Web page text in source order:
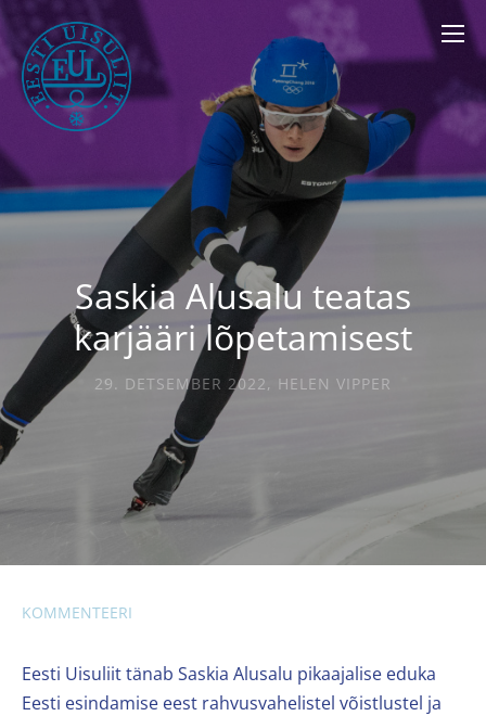
Saskia Alusalu teatas
karjääri lõpetamisest
29. DETSEMBER 2022, HELEN VIPPER
KOMMENTEERI
Eesti Uisuliit tänab Saskia Alusalu pikaajalise eduka
Eesti esindamise eest rahvusvahelistel võistlustel ja